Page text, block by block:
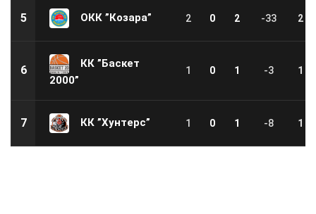
5 OКК ”Козара” 2 0 2 -33 2
6
КК ”Баскет
2000”
1 0 1 -3 1
7 КК ”Хунтерс” 1 0 1 -8 1